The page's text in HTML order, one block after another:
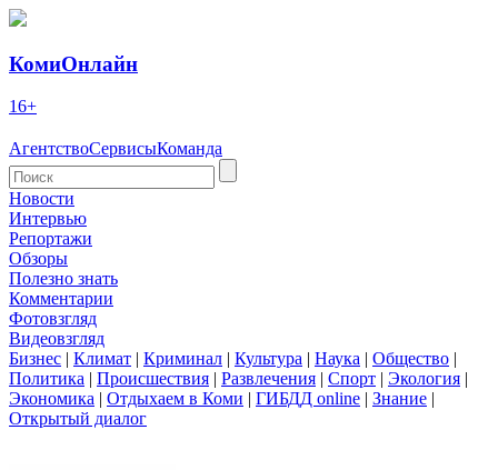
КомиОнлайн
16+
АгентствоСервисыКоманда
Новости
Интервью
Репортажи
Обзоры
Полезно знать
Комментарии
Фотовзгляд
Видеовзгляд
Бизнес | Климат | Криминал | Культура | Наука | Общество |
Политика | Происшествия | Развлечения | Спорт | Экология |
Экономика | Отдыхаем в Коми | ГИБДД online | Знание |
Открытый диалог